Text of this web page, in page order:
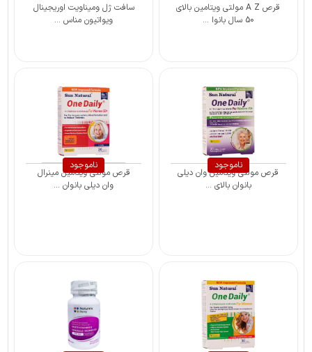
قرص A Z مولتی ویتامین بالای
50 سال بانوا ...
سافت ژل ومیناویت اوریجینال
ویواتیون مناس ...
ناموجود
قرص مولتی ویتامین وان دیلی
بانوان بالای ...
ناموجود
قرص مولتی ویتامین مینرال
وان دیلی بانوان ...